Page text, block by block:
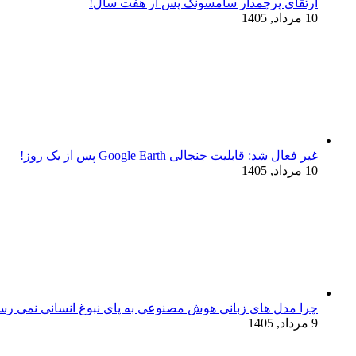
10 مرداد, 1405
غیر فعال شد: قابلیت جنجالی Google Earth پس از یک روز!
10 مرداد, 1405
چرا مدل‌ های زبانی هوش مصنوعی به پای نبوغ انسانی نمی‌
9 مرداد, 1405